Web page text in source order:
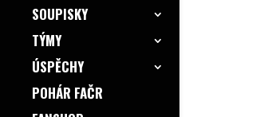
SOUPISKY
TÝMY
ÚSPĚCHY
POHÁR FAČR